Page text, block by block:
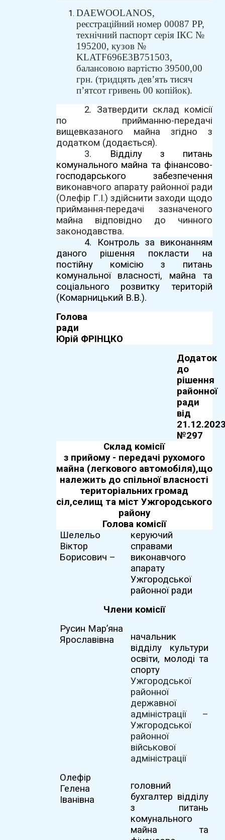
DAEWOOLANOS,
реєстраційний номер 00087 РР,
технічний паспорт серія ІКС №
195200, кузов №
KLATF696E3B751503,
балансовою вартістю 39500,00
грн. (тридцять дев’ять тисяч
п’ятсот гривень 00 копійок).
2. Затвердити склад комісії
по прийманню-передачі
вищевказаного майна згідно з
додатком (додається).
3.
Відділу з питань
комунального майна та фінансово-
господарського забезпечення
виконавчого апарату районної ради
(Олефір Г.І.) здійснити заходи щодо
приймання-передачі зазначеного
майна відповідно до чинного
законодавства.
4.
Контроль за виконанням
даного рішення покласти на
постійну комісію з питань
комунальної власності, майна та
соціального розвитку територій
(Комарницький В.В.).
Голова
Юрій ФРІНЦКО
Додаток
до
рішення
районної
ради
від
№297
Склад комісії
з прийому - передачі рухомого
майна (легкового автомобіля),що
належить до спільної власності
територіальних громад
сіл,селищ та міст Ужгородського
району
Голова комісії
Шелельо
Віктор
Борисович –
керуючий
справами
виконавчого
апарату
Ужгородської
районної ради
Члени комісії
Русин Мар’яна
Ярославівна
начальник
відділу культури
освіти, молоді та
спорту
Ужгородської
районної
державної
адміністрації –
Ужгородської
районної
військової
адміністрації
Олефір
Гелена
Іванівна
головний
бухгалтер відділу
з питань
комунального
майна та